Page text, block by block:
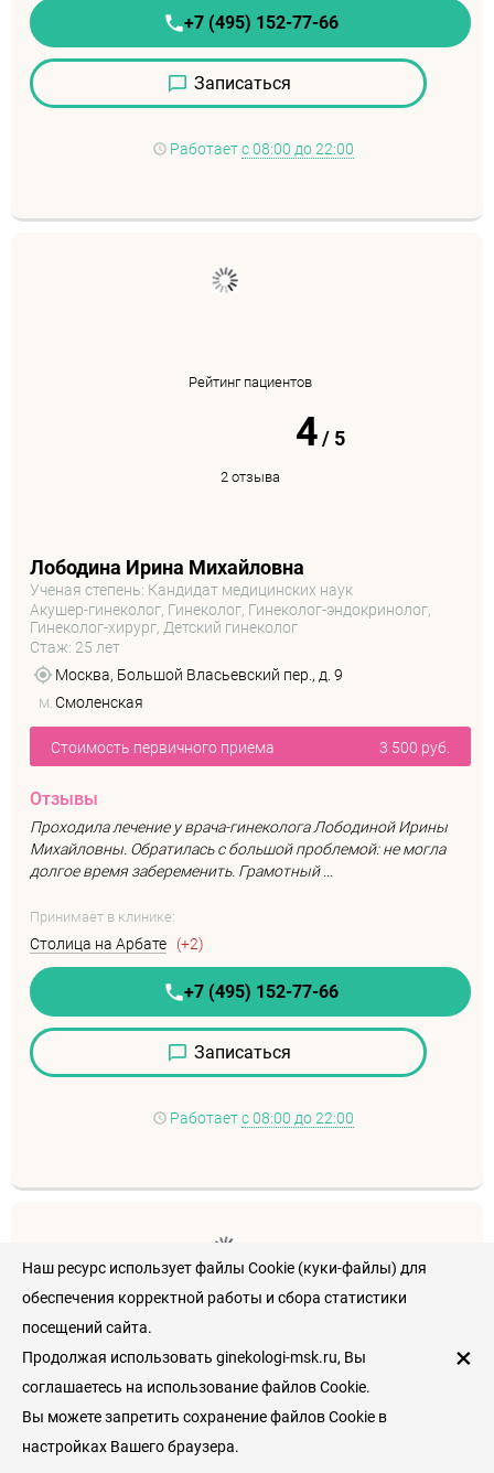
+7 (495) 152-77-66
Записаться
Работает с 08:00 до 22:00
Рейтинг пациентов
4/5
2 отзыва
Лободина Ирина Михайловна
Ученая степень: Кандидат медицинских наук
Акушер-гинеколог, Гинеколог, Гинеколог-эндокринолог,
Гинеколог-хирург, Детский гинеколог
Стаж: 25 лет
Москва, Большой Власьевский пер., д. 9
м. Смоленская
Стоимость первичного приема 3 500 руб.
Отзывы
Проходила лечение у врача-гинеколога Лободиной Ирины
Михайловны. Обратилась с большой проблемой: не могла
долгое время забеременить. Грамотный ...
Принимает в клинике:
Столица на Арбате (+2)
+7 (495) 152-77-66
Записаться
Работает с 08:00 до 22:00
Рейтинг пациентов
4 5
3 отзыва
Наш ресурс использует файлы Cookie (куки-файлы) для
обеспечения корректной работы и сбора статистики
посещений сайта.
Продолжая использовать ginekologi-msk.ru, Вы
соглашаетесь на использование файлов Cookie.
Вы можете запретить сохранение файлов Cookie в
настройках Вашего браузера.
×